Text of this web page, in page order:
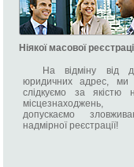
Ніякої масової
На відміну від
юридичних адрес, ми
слідкуємо за якістю
допускаємо
надмірної реєстрації!